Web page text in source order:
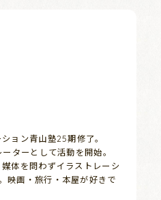
ョン青山塾25期修了。
ターとして活動を開始。
体を問わずイラストレーシ
映画・旅行・本屋が好きで